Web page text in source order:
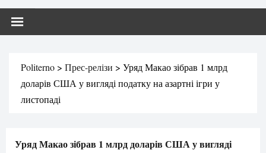
Politerno > Прес-релізи > Уряд Макао зібрав 1 млрд
доларів США у вигляді податку на азартні ігри у
листопаді
Уряд Макао зібрав 1 млрд доларів США у вигляді